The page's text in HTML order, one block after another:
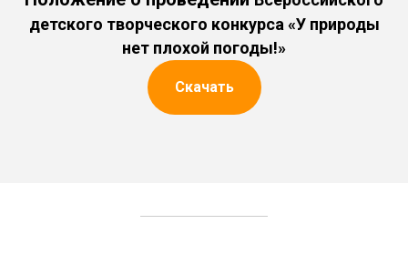
детского творческого конкурса «У природы
нет плохой погоды!»
Скачать